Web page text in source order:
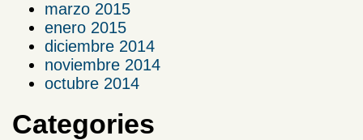
marzo 2015
enero 2015
diciembre 2014
noviembre 2014
octubre 2014
Categories